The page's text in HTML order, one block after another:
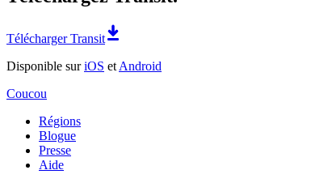
Télécharger Transit
Disponible suriOS et Android
Coucou
Régions
Blogue
Presse
Aide